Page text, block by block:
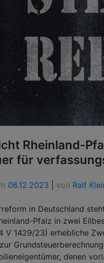
Rheinland-
für
06.12.2023 von Ralf
in Deutschland
Pfalz in zwei
V 1429/23) erhebliche
denen